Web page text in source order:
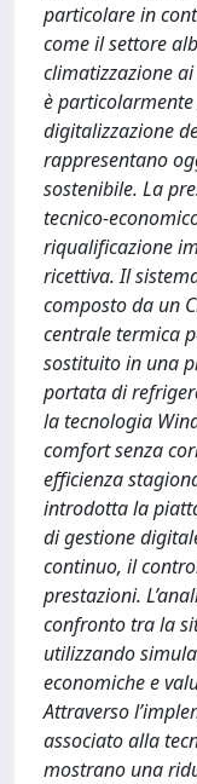
particolare in
come il settore
climatizzazione
è particolarmente
digitalizzazione
rappresentano
sostenibile. La
tecnico-
riqualificazione
ricettiva. Il
composto da un
centrale termica
sostituito in una
portata di
la tecnologia
comfort senza
efficienza
introdotta la
di gestione
continuo, il
prestazioni.
confronto tra la
utilizzando
economiche e
Attraverso
associato alla
mostrano una